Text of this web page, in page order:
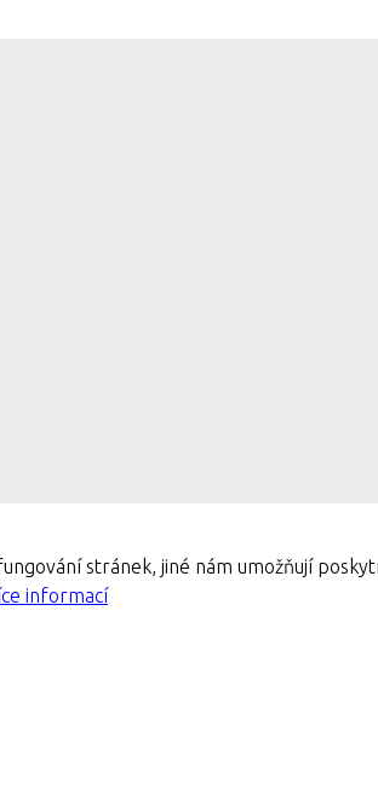
stránek, jiné nám umožňují
informací